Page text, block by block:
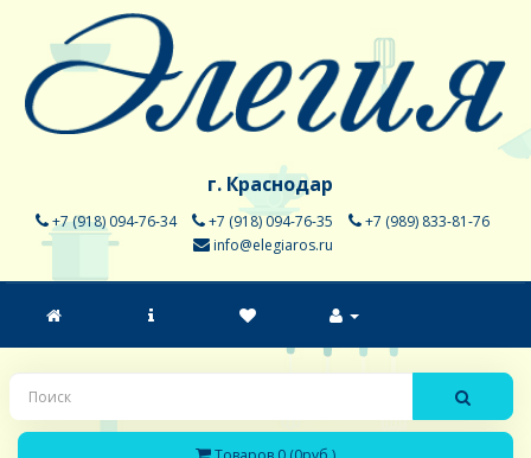
г. Краснодар
+7 (918) 094-76-34 +7 (918) 094-76-35
+7 (989) 833-81-76
info@elegiaros.ru